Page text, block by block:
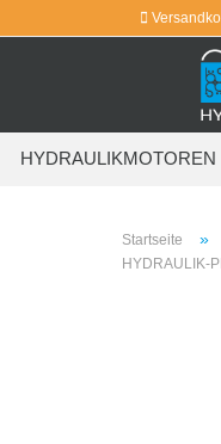
HYDRAULIKMOTOREN
Startseite »
HYDRAULIK-